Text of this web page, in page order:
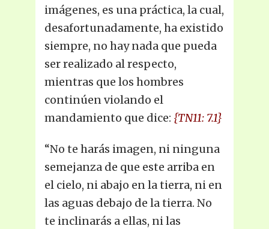
imágenes, es una práctica, la cual,
desafortunadamente, ha existido
siempre, no hay nada que pueda
ser realizado al respecto,
mientras que los hombres
continúen violando el
mandamiento que dice: {TN11: 7.1}
“No te harás imagen, ni ninguna
semejanza de que este arriba en
el cielo, ni abajo en la tierra, ni en
las aguas debajo de la tierra. No
te inclinarás a ellas, ni las